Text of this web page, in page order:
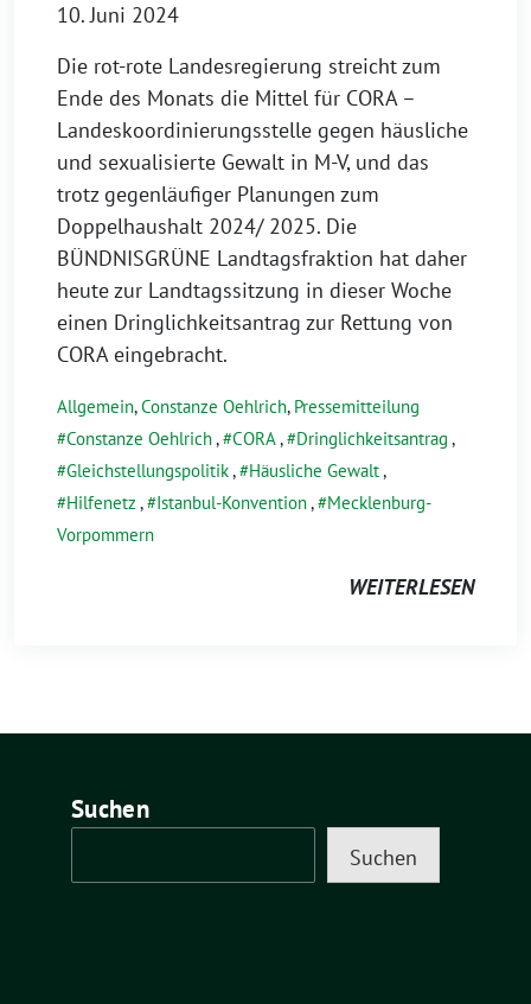
10. Juni 2024
Die rot-rote Landesregierung streicht zum
Ende des Monats die Mittel für CORA –
Landeskoordinierungsstelle gegen häusliche
und sexualisierte Gewalt in M-V, und das
trotz gegenläufiger Planungen zum
Doppelhaushalt 2024/ 2025. Die
BÜNDNISGRÜNE Landtagsfraktion hat daher
heute zur Landtagssitzung in dieser Woche
einen Dringlichkeitsantrag zur Rettung von
CORA eingebracht.
Allgemein,Constanze Oehlrich, Pressemitteilung
Constanze Oehlrich, CORA, Dringlichkeitsantrag ,
Gleichstellungspolitik, Häusliche Gewalt,
Hilfenetz , Istanbul-Konvention,
Mecklenburg-
Vorpommern
WEITERLESEN
Suchen
Suchen